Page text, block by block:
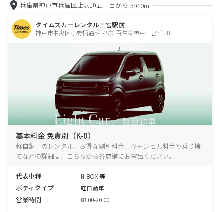
兵庫県神戸市兵庫区上沢通五丁目から 3940m
タイムズカーレンタル三宮駅前
神戸市中央区小野柄通5-1-27第百生命神戸三宮ﾋﾞﾙ1F
基本料金 免責別（K-0）
軽自動車のレンタル、お得な割引料金、キャンセル料金や乗り捨
てなどの詳細は、こちらから各店舗にお電話ください。
代表車種 N-BOX 等
ボディタイプ 軽自動車
営業時間 08:00-20:00